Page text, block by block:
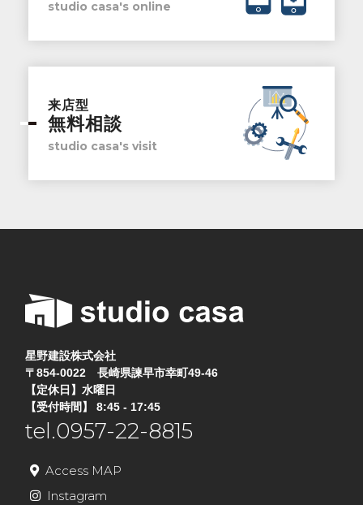
studio casa's online
来店型
無料相談
studio casa's visit
星野建設株式会社
〒854-0022 長崎県諫早市幸町49-46
【定休日】水曜日
【受付時間】 8:45 - 17:45
tel.0957-22-8815
Access MAP
Instagram